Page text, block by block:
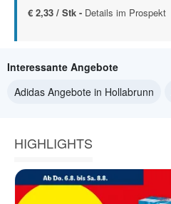
€ 2,33 / Stk - Details im Prospekt
Interessante Angebote
Adidas Angebote in Hollabrunn
HIGHLIGHTS